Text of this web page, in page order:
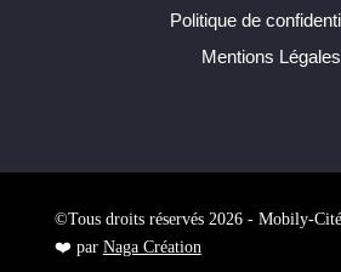
Politique de
Mentions Légales
©Tous droits réservés 2026 - Mobily-
❤️ par Naga Création